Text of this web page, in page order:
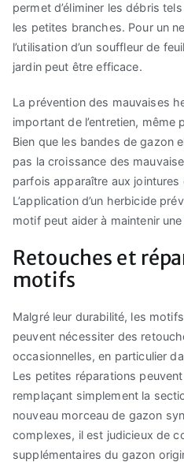
permet d’éliminer les débris
les petites branches. Pour un
l’utilisation d’un souffleur de
jardin peut être efficace.
La prévention des mauvaises
important de l’entretien, même
Bien que les bandes de gazon
pas la croissance des
parfois apparaître aux
L’application d’un herbicide
motif peut aider à maintenir
Retouches et
motifs
Malgré leur durabilité, les
peuvent nécessiter des
occasionnelles, en particulier
Les petites réparations
remplaçant simplement la
nouveau morceau de gazon
complexes, il est judicieux de
supplémentaires du gazon